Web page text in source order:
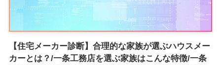
【住宅メーカー診断】合理的な家族が選ぶハウスメー
カーとは？/一条工務店を選ぶ家族はこんな特徴/一条